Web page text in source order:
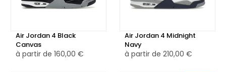
Air Jordan 4 Black
Canvas
à partir de 160,00 €
Air Jordan 4 Midnight
Navy
à partir de 210,00 €